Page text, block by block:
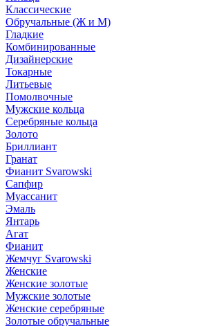
Классические
Обручальные (Ж и М)
Гладкие
Комбинированные
Дизайнерские
Токарные
Литьевые
Помолвочные
Мужские кольца
Серебряные кольца
Золото
Бриллиант
Гранат
Фианит Svarowski
Сапфир
Муассанит
Эмаль
Янтарь
Агат
Фианит
Жемчуг Svarowski
Женские
Женские золотые
Мужские золотые
Женские серебряные
Золотые обручальные